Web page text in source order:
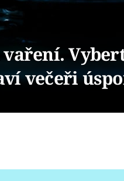
večeři